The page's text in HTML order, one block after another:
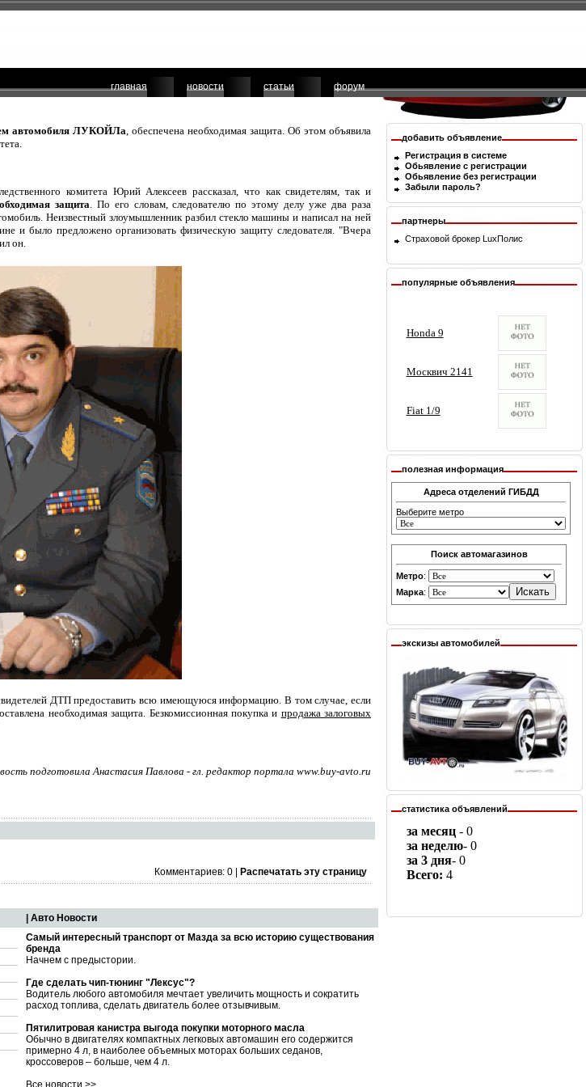
главная новости статьи форум
автомобиля ЛУКОЙЛа, обеспечена необходимая защита. Об этом объявила
комитета Юрий Алексеев рассказал, что как свидетелям, так и
защита . По его словам, следователю по этому делу уже два раза
Неизвестный злоумышленник разбил стекло машины и написал на ней
было предложено организовать физическую защиту следователя. "Вчера
он.
ДТП предоставить всю имеющуюся информацию. В том случае, если
необходимая защита. Безкомиссионная покупка и продажа залоговых
подготовила Анастасия Павлова - гл. редактор портала www.buy-avto.ru
Комментариев: 0 | Распечатать эту страницу
| Авто Новости
Самый интересный транспорт от Мазда за всю историю существования
бренда
Начнем с предыстории.
Где сделать чип-тюнинг "Лексус"?
Водитель любого автомобиля мечтает увеличить мощность и сократить
расход топлива, сделать двигатель более отзывчивым.
Пятилитровая канистра выгода покупки моторного масла
Обычно в двигателях компактных легковых автомашин его содержится
примерно 4 л, в наиболее объемных моторах больших седанов,
кроссоверов – больше, чем 4 л.
Все новости >>
добавить объявление
Регистрация в системе
Обьявление с регистрации
Обьявление без регистрации
Забыли пароль?
партнеры
Страховой брокер LuxПолис
популярные объявления
полезная информация
Адреса отделений ГИБДД
Выберите метро
Поиск автомагазинов
Метро:
Марка:
экскизы автомобилей
статистика объявлений